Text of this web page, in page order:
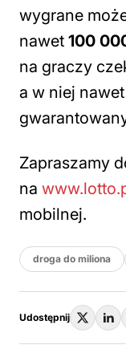
wygrane
nawet 100
na graczy
a w niej nawet
Zapraszamy
na
mobilnej.
droga do miliona
Udostępnij